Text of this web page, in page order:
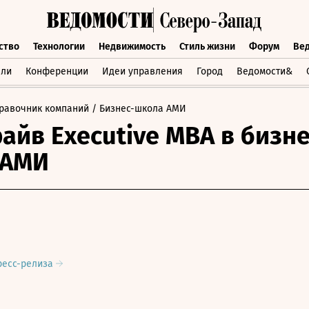
Технологии Недвижимость Стиль жизни Форум
Конференции Идеи управления Город Ведомости&
Технологии Недвижимость Стиль жизни Форум
компаний / Бизнес-школа АМИ
Executive MВА в
релиза